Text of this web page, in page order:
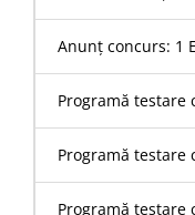
Anunț concurs: 1
Programă testare
Programă testare
Programă testare